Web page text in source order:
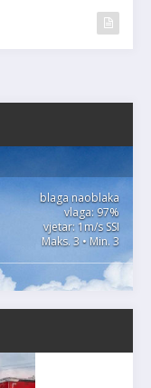
blaga naoblaka
vlaga: 97%
vjetar: 1m/s SSI
Maks. 3 • Min. 3